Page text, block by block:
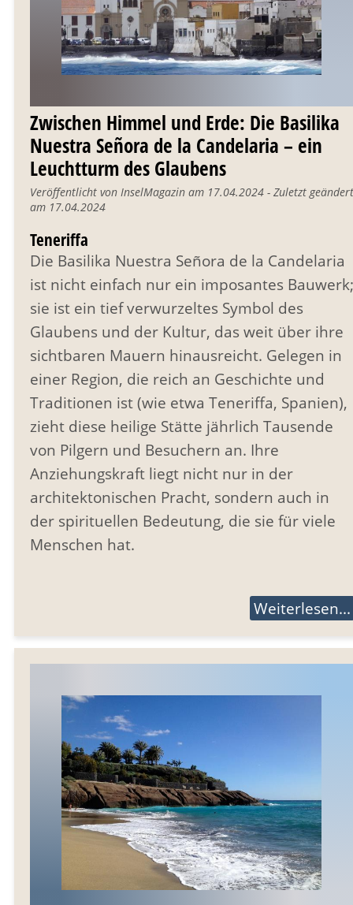
Zwischen Himmel und Erde: Die Basilika
Nuestra Señora de la Candelaria – ein
Leuchtturm des Glaubens
Veröffentlicht von InselMagazin am 17.04.2024 - Zuletzt geändert
am 17.04.2024
Teneriffa
Die Basilika Nuestra Señora de la Candelaria
ist nicht einfach nur ein imposantes Bauwerk;
sie ist ein tief verwurzeltes Symbol des
Glaubens und der Kultur, das weit über ihre
sichtbaren Mauern hinausreicht. Gelegen in
einer Region, die reich an Geschichte und
Traditionen ist (wie etwa Teneriffa, Spanien),
zieht diese heilige Stätte jährlich Tausende
von Pilgern und Besuchern an. Ihre
Anziehungskraft liegt nicht nur in der
architektonischen Pracht, sondern auch in
der spirituellen Bedeutung, die sie für viele
Menschen hat.
Weiterlesen...